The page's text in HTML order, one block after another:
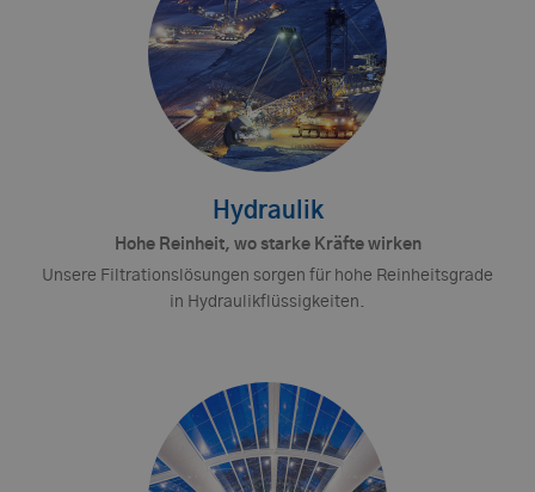
Hydraulik
Hohe Reinheit, wo starke Kräfte wirken
Unsere Filtrationslösungen sorgen für hohe Reinheitsgrade
in Hydraulikflüssigkeiten.